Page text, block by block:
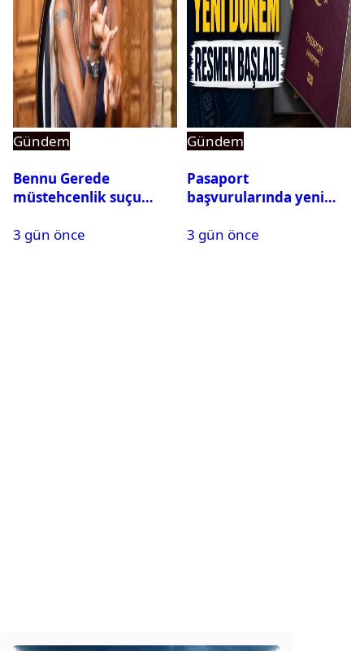
Gündem
Bennu Gerede
müstehcenlik suçu
alındı
3 gün önce
Gündem
Pasaport
başvurularında yeni
3 gün önce